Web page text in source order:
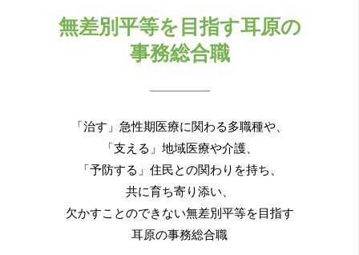
無差別平等を目指す耳原の
事務総合職
「治す」急性期医療に関わる多職種や、
「支える」地域医療や介護、
「予防する」住民との関わりを持ち、
共に育ち寄り添い、
欠かすことのできない無差別平等を目指す
耳原の事務総合職